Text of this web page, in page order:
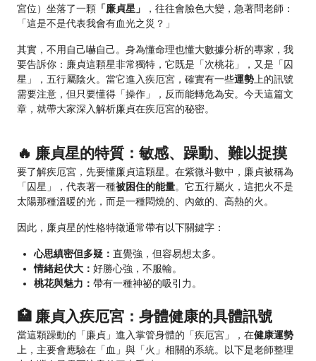
宮位）坐落了一顆 「廉貞星」
，往往會臉色大變，急著問老師：
「這是不是代表我會有血光之災？」
其實，不用自己嚇自己。身為懂命理也懂大數據分析的專家，我
要告訴你：廉貞這顆星非常獨特，它既是「次桃花」，又是「囚
星」，五行屬陰火。當它進入疾厄宮，確實有一些運勢 上的訊號
需要注意，但只要懂得「操作」，反而能轉危為安。今天這篇文
章，就帶大家深入解析廉貞在疾厄宮的秘密。
🔥 廉貞星的特質：敏感、躁動、難以捉摸
要了解疾厄宮，先要懂廉貞這顆星。在紫微斗數中，廉貞被稱為
「囚星」，代表著一種被困住的能量。它五行屬火，這把火不是
太陽那種溫暖的光，而是一種悶燒的、內斂的、高熱的火。
因此，廉貞星的性格特徵通常帶有以下關鍵字：
心思縝密但多疑： 直覺強，但容易想太多。
情緒起伏大： 好勝心強，不服輸。
桃花與魅力： 帶有一種神祕的吸引力。
🏥 廉貞入疾厄宮：身體健康的具體訊號
當這顆躁動的「廉貞」進入掌管身體的「疾厄宮」，在健康運勢
上，主要會應驗在「血」與「火」相關的系統。以下是老師整理